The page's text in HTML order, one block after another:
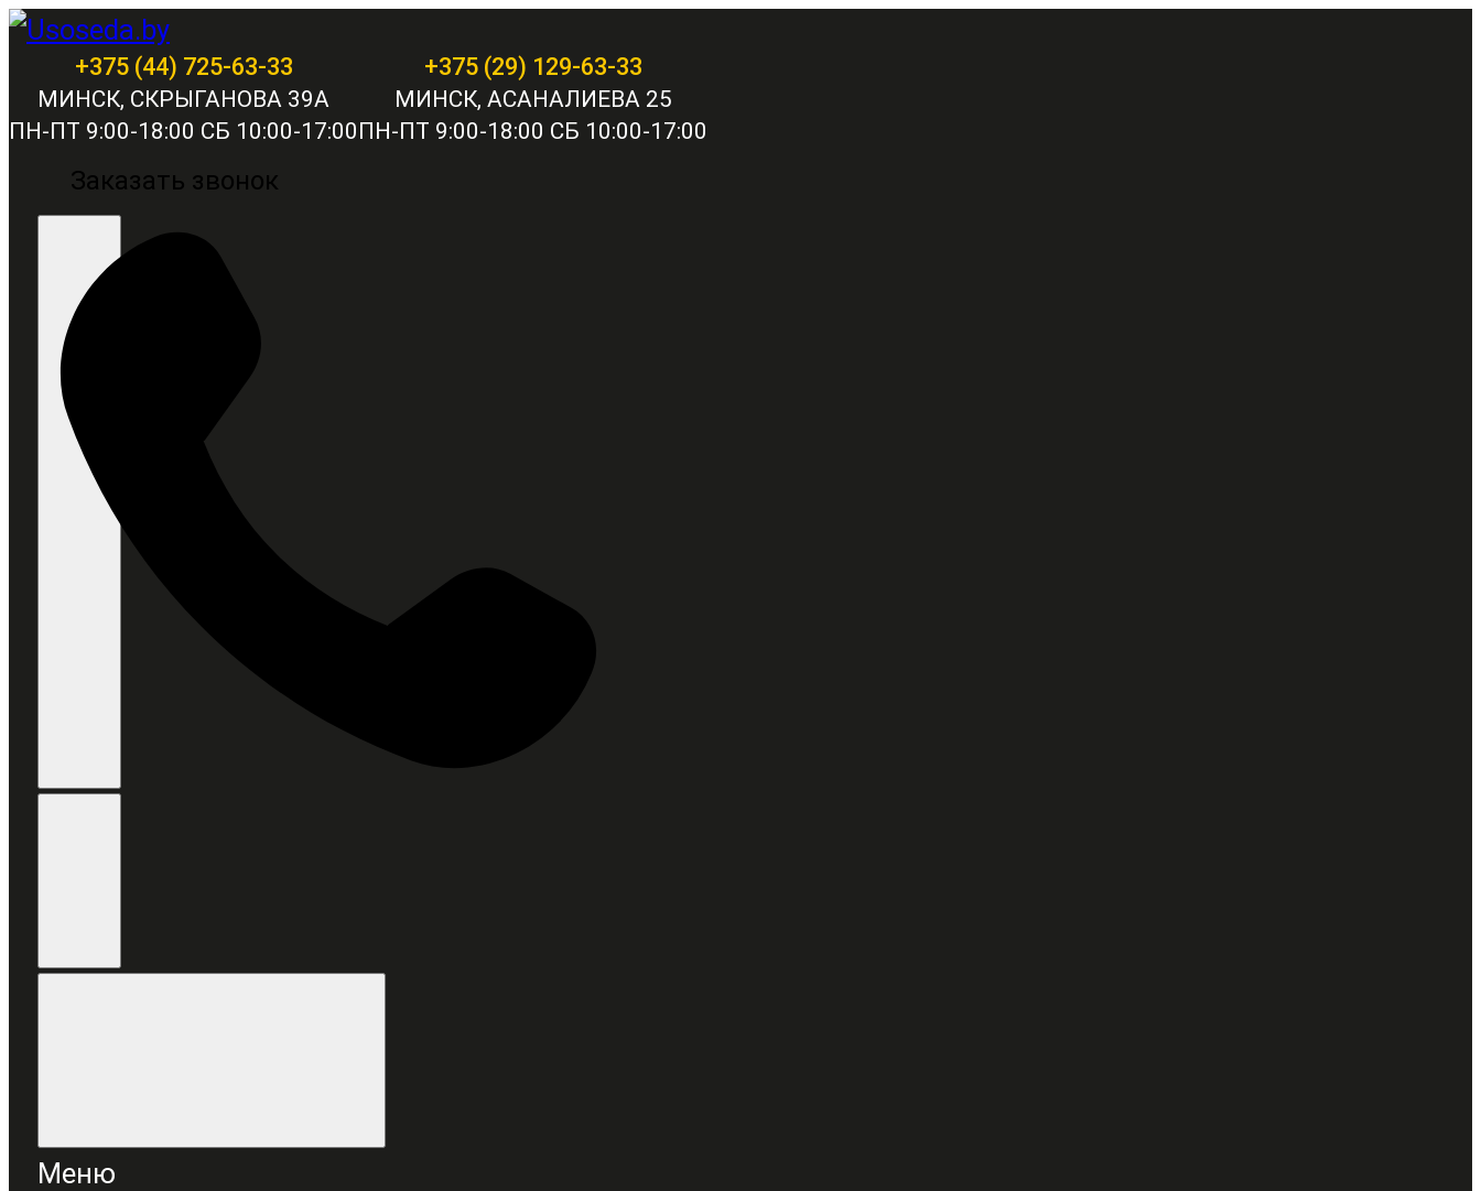
+375 (44) 725-63-33
МИНСК, СКРЫГАНОВА 39А
ПН-ПТ 9:00-18:00 СБ 10:00-17:00
+375 (29) 129-63-33
МИНСК, АСАНАЛИЕВА 25
ПН-ПТ 9:00-18:00 СБ 10:00-17:00
Заказать звонок
Меню